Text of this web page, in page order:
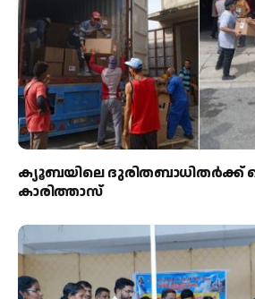
ക്യൂബയിലെ ദുരിതബാധിതർക്ക്
കാരിത്താസ്